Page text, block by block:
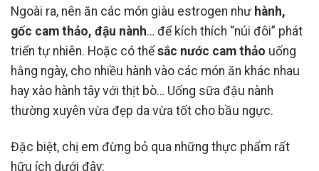
Ngoài ra, nên ăn các món giàu estrogen như hành,
gốc cam thảo, đậu nành… để kích thích “núi đôi” phát
triển tự nhiên. Hoặc có thể sắc nước cam thảo uống
hằng ngày, cho nhiều hành vào các món ăn khác nhau
hay xào hành tây với thịt bò… Uống sữa đậu nành
thường xuyên vừa đẹp da vừa tốt cho bầu ngực.
Đặc biệt, chị em đừng bỏ qua những thực phẩm rất
hữu ích dưới đây: